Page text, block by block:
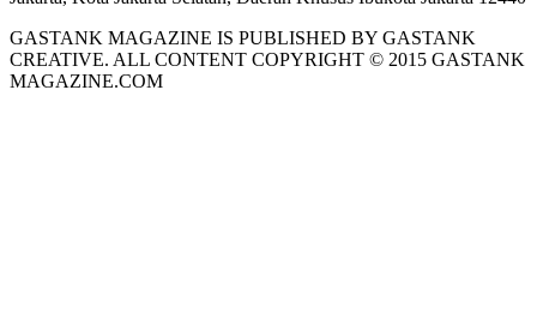
GASTANK MAGAZINE IS PUBLISHED BY GASTANK
CREATIVE. ALL CONTENT COPYRIGHT © 2015 GASTANK
MAGAZINE.COM